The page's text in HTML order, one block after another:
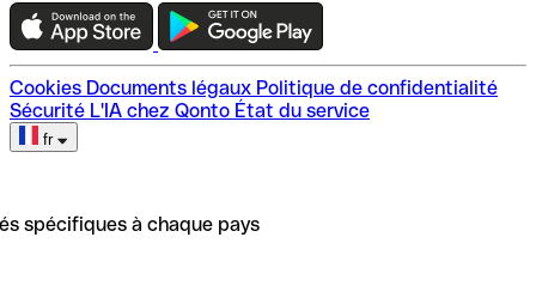
Plan du site
Cookies Documents légaux Politique de confidentialité
Sécurité L'IA chez Qonto État du service
fr
spécifiques à chaque pays